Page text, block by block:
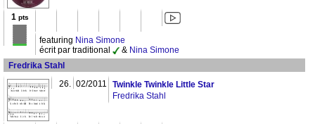
1 pts
featuring Nina Simone
écrit par traditional
& Nina Simone
Fredrika Stahl
26. 02/2011
Twinkle Twinkle Little Star
Fredrika Stahl